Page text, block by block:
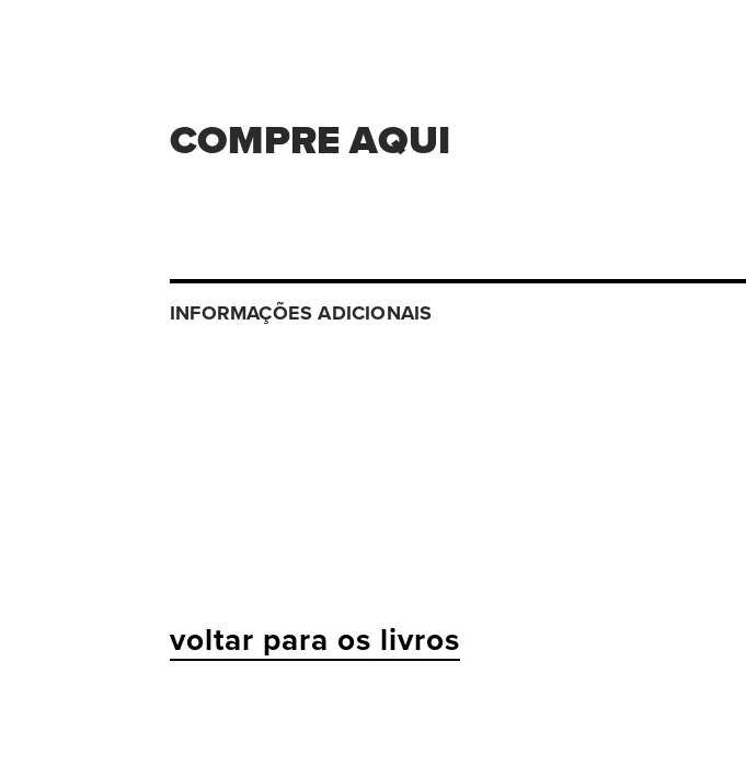
COMPRE AQUI
INFORMAÇÕES ADICIONAIS
voltar para os livros